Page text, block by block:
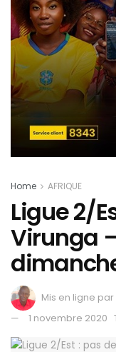
Home AFRIQUE
Ligue 2/
Virunga
Mis en ligne par
1 novembre 2020